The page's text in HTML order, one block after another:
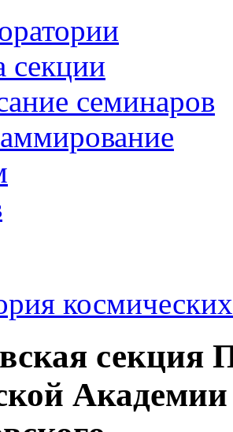
секции
семинаров
секция